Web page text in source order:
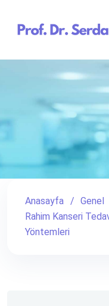
Anasayfa
Genel
Rahim Kanseri
Yöntemleri